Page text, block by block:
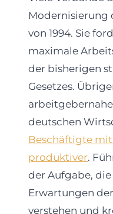
Modernisierung
von 1994. Sie
maximale
der bisherigen
Gesetzes.
deutschen
Beschäftigte
produktiver.
der Aufgabe,
Erwartungen
verstehen und